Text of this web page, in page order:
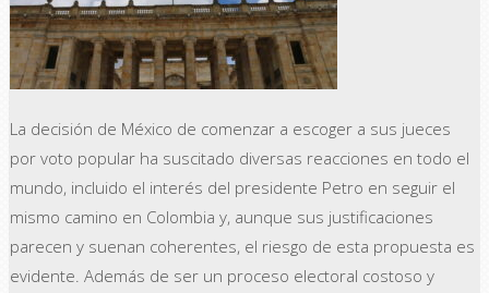
La decisión de México de comenzar a escoger a sus jueces
por voto popular ha suscitado diversas reacciones en todo el
mundo, incluido el interés del presidente Petro en seguir el
mismo camino en Colombia y, aunque sus justificaciones
parecen y suenan coherentes, el riesgo de esta propuesta es
evidente. Además de ser un proceso electoral costoso y